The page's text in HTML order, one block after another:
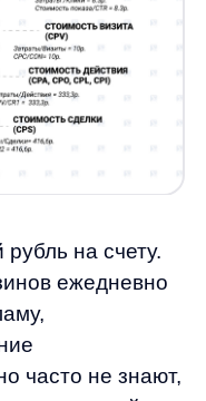
на счету.
ежедневно
не знают,
правильной